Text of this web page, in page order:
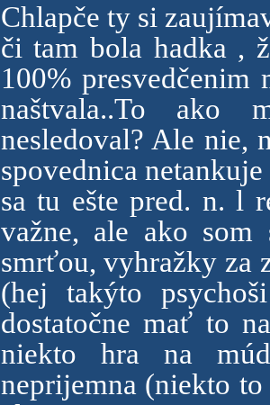
Chlapče ty si
či tam bola hadka ,
100% presvedčenim
naštvala..To
nesledoval? Ale nie,
spovednica
sa tu ešte pred. n. l
važne, ale ako som
smrťou, vyhražky za
(hej takýto
dostatočne mať to
niekto hra na
neprijemna (niekto